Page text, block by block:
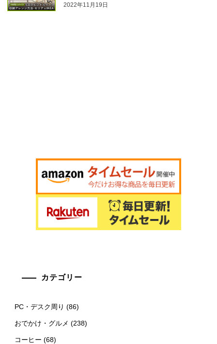
2022年11月19日
カテゴリー
PC・デスク周り (86)
おでかけ・グルメ (238)
コーヒー (68)